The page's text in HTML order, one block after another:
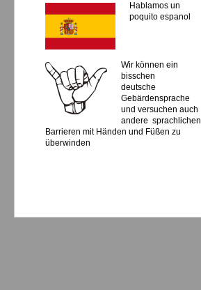
Hablamos un
poquito espanol
Wir können ein
bisschen
deutsche
Gebärdensprache
und versuchen auch
andere sprachlichen
Barrieren mit Händen und Füßen zu
überwinden